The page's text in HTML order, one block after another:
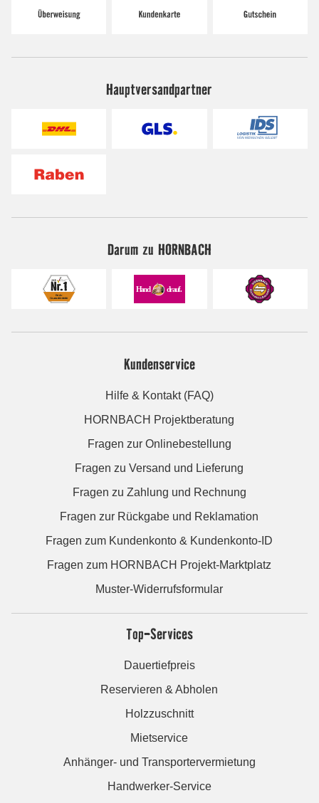
Hauptversandpartner
Darum zu HORNBACH
Kundenservice
Hilfe & Kontakt (FAQ)
HORNBACH Projektberatung
Fragen zur Onlinebestellung
Fragen zu Versand und Lieferung
Fragen zu Zahlung und Rechnung
Fragen zur Rückgabe und Reklamation
Fragen zum Kundenkonto & Kundenkonto-ID
Fragen zum HORNBACH Projekt-Marktplatz
Muster-Widerrufsformular
Top-Services
Dauertiefpreis
Reservieren & Abholen
Holzzuschnitt
Mietservice
Anhänger- und Transportervermietung
Handwerker-Service